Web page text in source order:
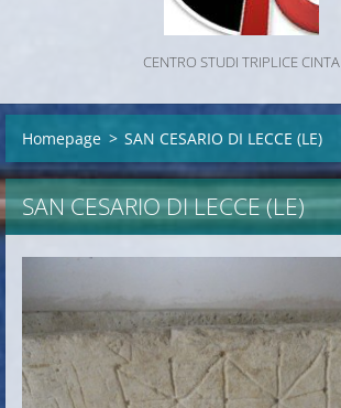
CENTRO STUDI TRIPLICE CINTA
Homepage > SAN CESARIO DI LECCE (LE)
SAN CESARIO DI LECCE (LE)